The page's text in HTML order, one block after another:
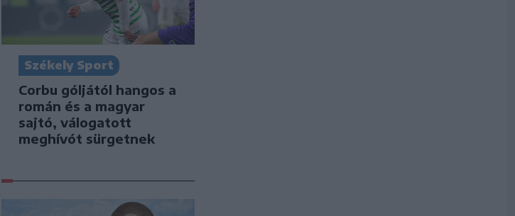
Székely Sport
Corbu góljától hangos a
román és a magyar
sajtó, válogatott
meghívót sürgetnek